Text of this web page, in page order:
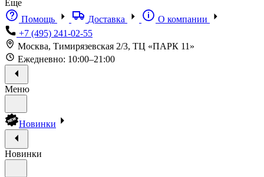
Еще
Помощь
Доставка
О компании
+7 (495) 241-02-55
Москва, Тимирязевская 2/3, ТЦ «ПАРК 11»
Ежедневно: 10:00–21:00
Меню
Новинки
Новинки